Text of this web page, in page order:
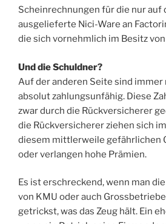
Scheinrechnungen für die nur auf
ausgelieferte Nici-Ware an
die sich vornehmlich im Besitz
Und die Schuldner?
Auf der anderen Seite sind
absolut zahlungsunfähig. Diese
zwar durch die Rückversicherer
die Rückversicherer ziehen sich
diesem mittlerweile gefährlichen
oder verlangen hohe Prämien.
Es ist erschreckend, wenn man
von KMU oder auch
getrickst, was das Zeug hält. Ein